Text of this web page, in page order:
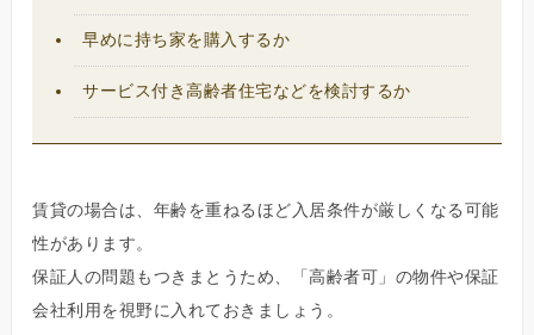
早めに持ち家を購入するか
サービス付き高齢者住宅などを検討するか
賃貸の場合は、年齢を重ねるほど入居条件が厳しくなる可能
性があります。
保証人の問題もつきまとうため、「高齢者可」の物件や保証
会社利用を視野に入れておきましょう。